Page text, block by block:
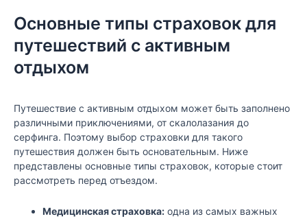
Основные типы страховок для
путешествий с активным
отдыхом
Путешествие с активным отдыхом может быть заполнено
различными приключениями, от скалолазания до
серфинга. Поэтому выбор страховки для такого
путешествия должен быть основательным. Ниже
представлены основные типы страховок, которые стоит
рассмотреть перед отъездом.
Медицинская страховка: одна из самых важных